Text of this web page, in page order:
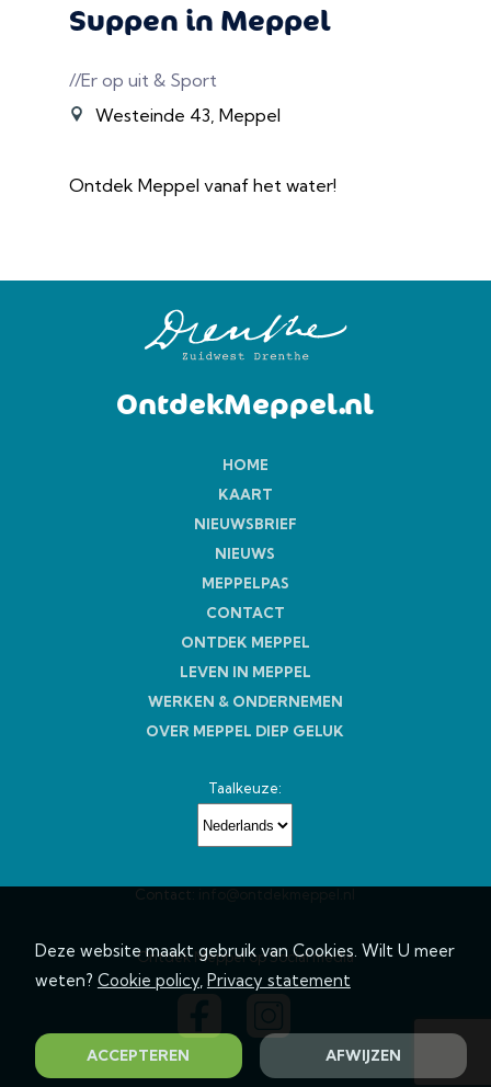
Deze website maakt gebruik van Cookies. Wilt U meer
weten? Cookie policy, Privacy statement
ACCEPTEREN AFWIJZEN
Suppen in Meppel
//Er op uit & Sport
Westeinde 43, Meppel
Ontdek Meppel vanaf het water!
OntdekMeppel.nl
HOME
KAART
NIEUWSBRIEF
NIEUWS
MEPPELPAS
CONTACT
ONTDEK MEPPEL
LEVEN IN MEPPEL
WERKEN & ONDERNEMEN
OVER MEPPEL DIEP GELUK
Taalkeuze:
Contact:
Ontdek Meppel op Social media